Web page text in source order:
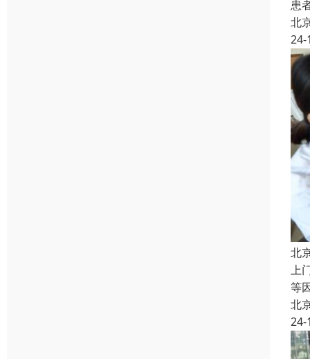
患
北
24-
北
上
等
北
24-